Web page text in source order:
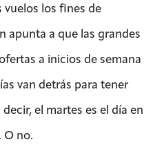
vuelos los fines de
apunta a que las grandes
a inicios de semana
van detrás para tener
el martes es el día en
O no.